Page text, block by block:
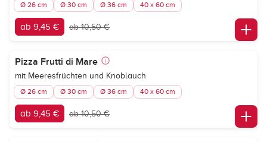
Ø 26 cm Ø 30 cm Ø 36 cm 40 x 60 cm
ab 9,45 € ab 10,50 €
Pizza Frutti di Mare
mit Meeresfrüchten und Knoblauch
Ø 26 cm Ø 30 cm Ø 36 cm 40 x 60 cm
ab 9,45 € ab 10,50 €